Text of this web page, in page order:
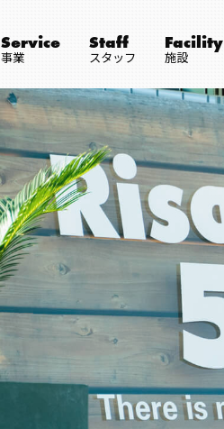
Service
事業
Staff
スタッフ
Facility
施設